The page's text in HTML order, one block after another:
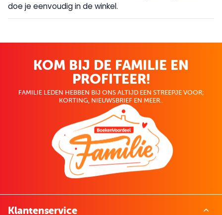
doe je eenvoudig in de winkel.
KOM BIJ DE FAMILIE EN
PROFITEER!
FAMILIE LEDEN HEBBEN BIJ ONS ALTIJD EEN STREEPJE VOOR;
KORTING, NIEUWSBRIEF EN MEER..
Klantenservice